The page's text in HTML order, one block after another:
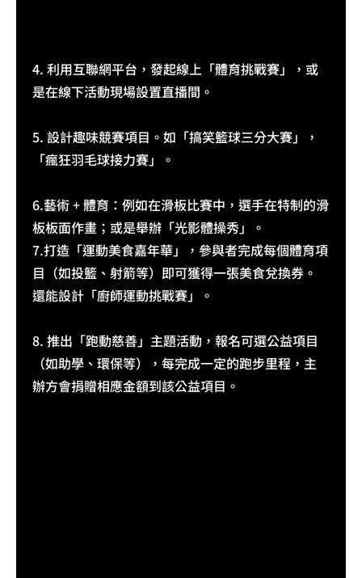
4. 利用互聯網平台，發起線上「體育挑戰賽」，或
是在線下活動現場設置直播間。
5. 設計趣味競賽項目。如「搞笑籃球三分大賽」，
「瘋狂羽毛球接力賽」。​
6.藝術 + 體育：例如在滑板比賽中，選手在特制的滑
板板面作畫；或是舉辦「光影體操秀」。​
7.打造「運動美食嘉年華」，參與者完成每個體育項
目（如投籃、射箭等）即可獲得一張美食兌換券。
還能設計「廚師運動挑戰賽」。​
8. 推出「跑動慈善」主題活動，報名可選公益項目
（如助學、環保等），每完成一定的跑步里程，主
辦方會捐贈相應金額到該公益項目。​